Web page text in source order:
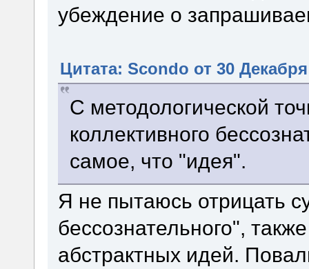
убеждение о
Цитата: Scondo от 30
С методологической
коллективного
самое, что "идея".
Я не пытаюсь отрицать
бессознательного",
абстрактных идей.